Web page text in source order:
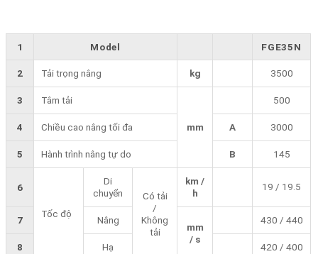
1 Model FGE35N
2 Tải trọng nâng kg 3500
3 Tâm tải
mm
500
4 Chiều cao nâng tối đa A 3000
5 Hành trình nâng tự do B 145
6
Tốc độ
Di
chuyển
Có tải
/
Không
tải
km /
h
19 / 19.5
7 Nâng
mm
/ s
430 / 440
8 Hạ 420 / 400